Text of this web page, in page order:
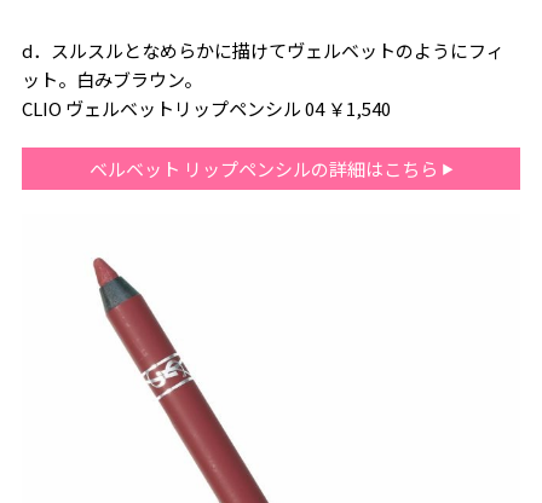
d．スルスルとなめらかに描けてヴェルベットのようにフィ
ット。白みブラウン。
CLIO ヴェルベットリップペンシル 04 ￥1,540
ベルベット リップペンシルの詳細はこちら